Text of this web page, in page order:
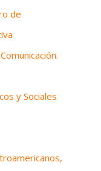
de
y Sociales